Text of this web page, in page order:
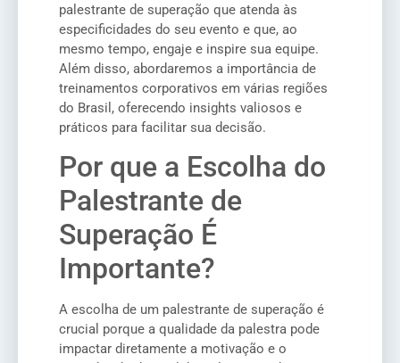
palestrante de superação que atenda às
especificidades do seu evento e que, ao
mesmo tempo, engaje e inspire sua equipe.
Além disso, abordaremos a importância de
treinamentos corporativos em várias regiões
do Brasil, oferecendo insights valiosos e
práticos para facilitar sua decisão.
Por que a Escolha do
Palestrante de
Superação É
Importante?
A escolha de um palestrante de superação é
crucial porque a qualidade da palestra pode
impactar diretamente a motivação e o